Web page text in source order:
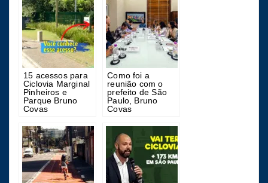
15 acessos para
Ciclovia Marginal
Pinheiros e
Parque Bruno
Covas
Como foi a
reunião com o
prefeito de São
Paulo, Bruno
Covas